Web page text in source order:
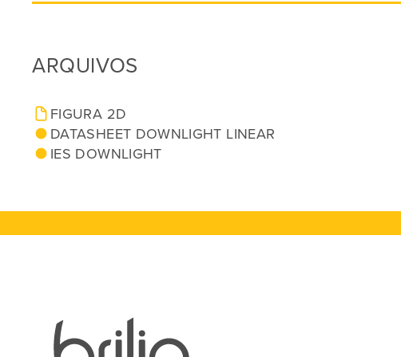
ARQUIVOS
FIGURA 2D
DATASHEET DOWNLIGHT LINEAR
IES DOWNLIGHT